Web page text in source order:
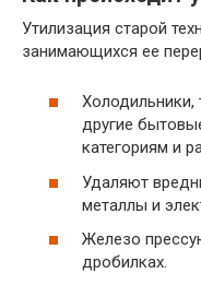
Утилизация старой
занимающихся ее
другие
категориям и
Удаляют
металлы и
Железо
дробилках.